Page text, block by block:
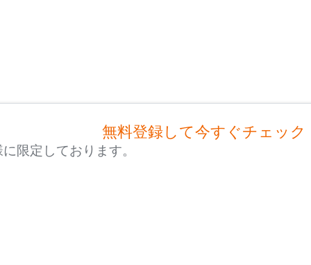
無料登録して今すぐチェック
限定しております。